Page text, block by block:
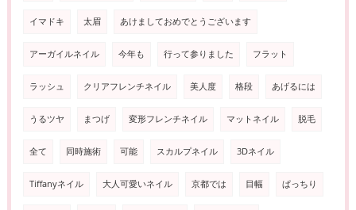
イマドキ 太眉 あけましておめでとうございます
アーガイルネイル 今年も 行って参りました フラット
ラッシュ クリアフレンチネイル 美人度 格段 あげるには
うるツヤ まつげ 変形フレンチネイル マットネイル 脱毛
全て 同時施術 可能 スカルプネイル 3Dネイル
Tiffanyネイル 大人可愛いネイル 京都では 目幅 ぱっちり